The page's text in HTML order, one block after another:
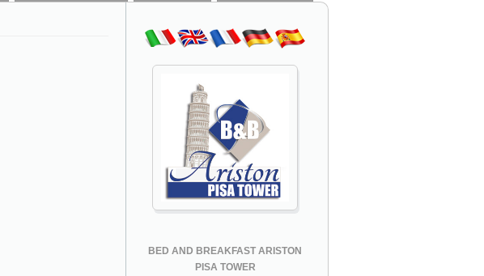
BED AND BREAKFAST ARISTON
PISA TOWER